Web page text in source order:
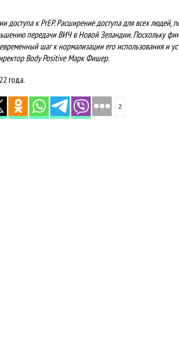
к PrEP. Расширение доступа для всех людей,
передачи ВИЧ в Новой Зеландии. Поскольку
шаг к нормализации его использования и
Body Positive Марк Фишер.
года.
2